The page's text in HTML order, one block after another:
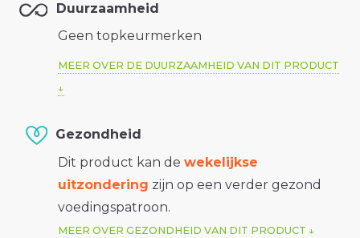
Duurzaamheid
Geen topkeurmerken
MEER OVER DE DUURZAAMHEID VAN DIT PRODUCT
Gezondheid
Dit product kan de wekelijkse
uitzondering zijn op een verder gezond
voedingspatroon.
MEER OVER GEZONDHEID VAN DIT PRODUCT